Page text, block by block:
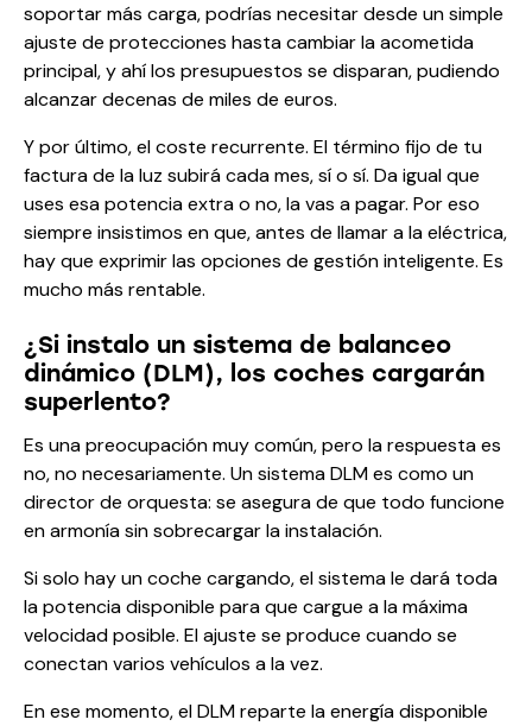
soportar más carga, podrías necesitar desde un simple
ajuste de protecciones hasta cambiar la acometida
principal, y ahí los presupuestos se disparan, pudiendo
alcanzar decenas de miles de euros.
Y por último, el coste recurrente. El término fijo de tu
factura de la luz subirá cada mes, sí o sí. Da igual que
uses esa potencia extra o no, la vas a pagar. Por eso
siempre insistimos en que, antes de llamar a la eléctrica,
hay que exprimir las opciones de gestión inteligente. Es
mucho más rentable.
¿Si instalo un sistema de balanceo
dinámico (DLM), los coches cargarán
superlento?
Es una preocupación muy común, pero la respuesta es
no, no necesariamente. Un sistema DLM es como un
director de orquesta: se asegura de que todo funcione
en armonía sin sobrecargar la instalación.
Si solo hay un coche cargando, el sistema le dará toda
la potencia disponible para que cargue a la máxima
velocidad posible. El ajuste se produce cuando se
conectan varios vehículos a la vez.
En ese momento, el DLM reparte la energía disponible